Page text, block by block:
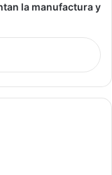
la manufactura y